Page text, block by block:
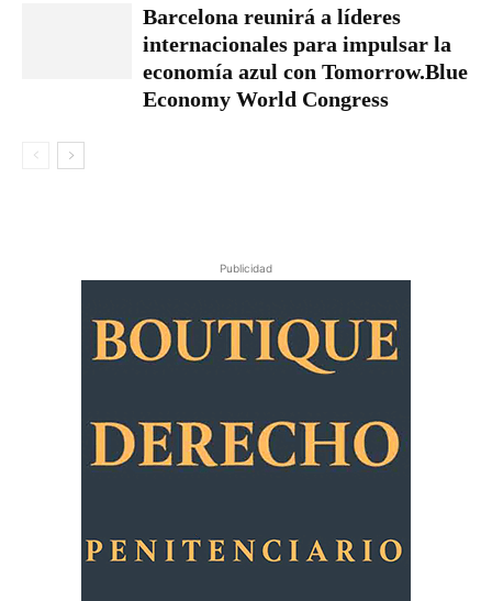
Barcelona reunirá a líderes
internacionales para impulsar la
economía azul con Tomorrow.Blue
Economy World Congress
Publicidad